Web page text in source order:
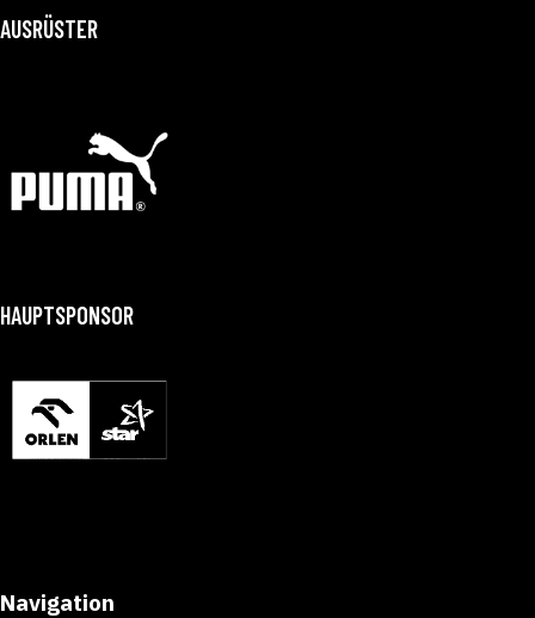
AUSRÜSTER
HAUPTSPONSOR
Navigation